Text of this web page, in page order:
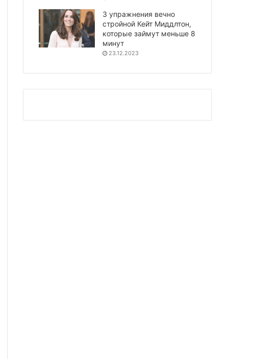
3 упражнения вечно
стройной Кейт Миддлтон,
которые займут меньше 8
минут
23.12.2023